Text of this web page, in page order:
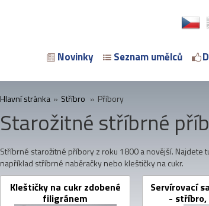
Novinky Seznam umělců
Hlavní stránka » Stříbro » Příbory
Starožitné stříbrné
Stříbrné starožitné příbory z roku 1800 a novější. Najdete
například stříbrné naběračky nebo kleštičky na cukr.
Kleštičky na cukr zdobené
filigránem
Servírovací
- stříbro,